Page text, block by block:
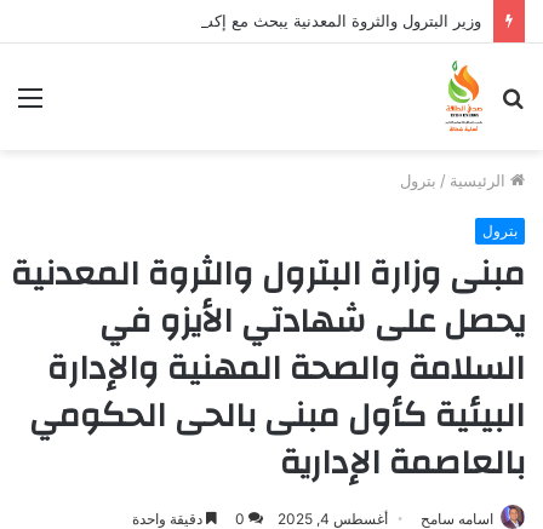
بحث
عن
الرئيسية / بترول
بترول
مبنى وزارة البترول والثروة المعدنية
يحصل على شهادتي الأيزو في
السلامة والصحة المهنية والإدارة
البيئية كأول مبنى بالحى الحكومي
بالعاصمة الإدارية
اسامه سامح أغسطس 4, 2025 0 دقيقة واحدة